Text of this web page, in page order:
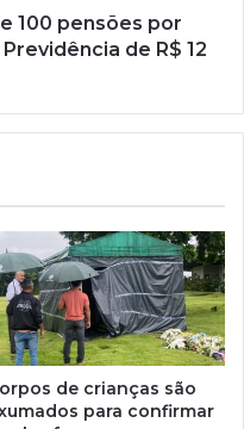
100 pensões por
de R$ 12
de crianças são
para confirmar